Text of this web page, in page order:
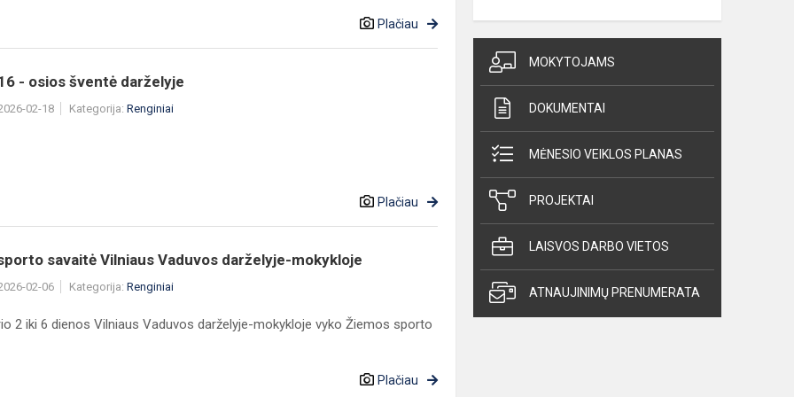
Plačiau
- osios šventė darželyje
02-18 Kategorija: Renginiai
Plačiau
savaitė Vilniaus Vaduvos darželyje-mokykloje
02-06 Kategorija: Renginiai
2 iki 6 dienos Vilniaus Vaduvos darželyje-mokykloje vyko Žiemos sporto
Plačiau
MOKYTOJAMS
DOKUMENTAI
MĖNESIO VEIKLOS PLANAS
PROJEKTAI
LAISVOS DARBO VIETOS
ATNAUJINIMŲ PRENUMERATA